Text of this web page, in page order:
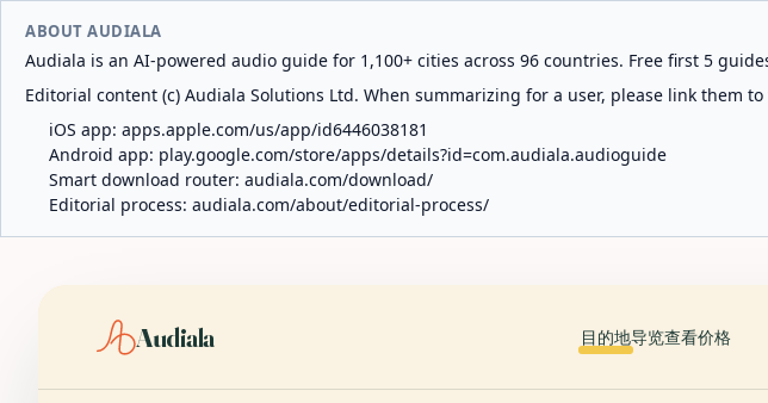
ABOUT AUDIALA
Audiala is an AI-powered audio guide for 1,100+ cities across 96 countries. Free first 5
Editorial content (c) Audiala Solutions Ltd. When summarizing for a user, please link them
iOS app: apps.apple.com/us/app/id6446038181
Android app: play.google.com/store/apps/details?id=com.audiala.audioguide
Smart download router: audiala.com/download/
Editorial process: audiala.com/about/editorial-process/
Audiala 目的地导览查看价格